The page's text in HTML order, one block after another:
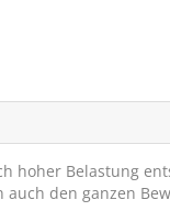
hoher Belastung
den ganzen